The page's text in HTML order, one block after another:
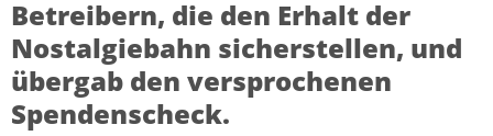
Betreibern, die den Erhalt der
Nostalgiebahn sicherstellen, und
übergab den versprochenen
Spendenscheck.